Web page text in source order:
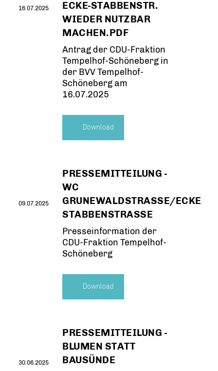
16.07.2025
ECKE-STABBENSTR.
WIEDER NUTZBAR
MACHEN.PDF
Antrag der CDU-Fraktion
Tempelhof-Schöneberg in
der BVV Tempelhof-
Schöneberg am
16.07.2025
Download
09.07.2025
PRESSEMITTEILUNG -
WC
GRUNEWALDSTRASSE/ECKE S
TABBENSTRASSE
Presseinformation der
CDU-Fraktion Tempelhof-
Schöneberg
Download
30.06.2025
PRESSEMITTEILUNG -
BLUMEN STATT
BAUSÜNDE